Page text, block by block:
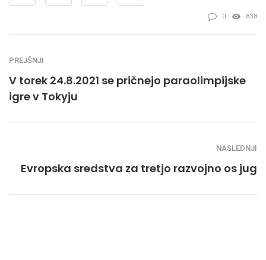
0 838
PREJŠNJI
V torek 24.8.2021 se pričnejo paraolimpijske
igre v Tokyju
NASLEDNJI
Evropska sredstva za tretjo razvojno os jug